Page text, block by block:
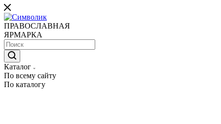
ПРАВОСЛАВНАЯ
ЯРМАРКА
Каталог
По всему сайту
По каталогу